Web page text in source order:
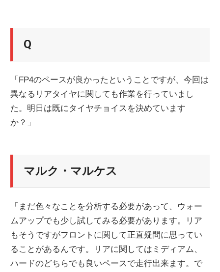
Q
「FP4のペースが良かったということですが、今回は
異なるリアタイヤに関しても作業を行っていまし
た。明日は既にタイヤチョイスを決めています
か？」
マルク・マルケス
「まだ色々なことを分析する必要があって、ウォー
ムアップでも少し試してみる必要があります。リア
もそうですがフロントに関して正直疑問に思ってい
ることがあるんです。リアに関してはミディアム、
ハードのどちらでも良いペースで走行出来ます。で